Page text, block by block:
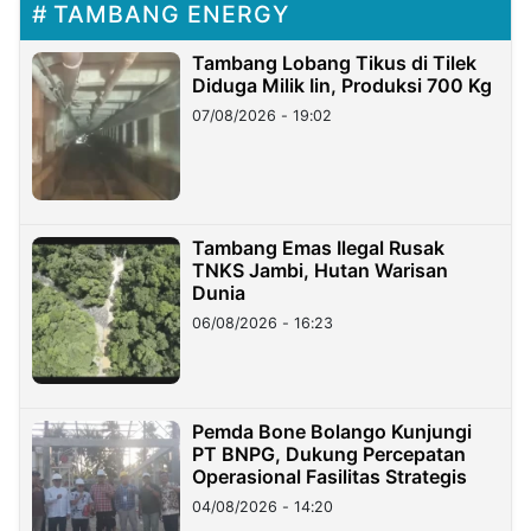
TAMBANG ENERGY
Tambang Lobang Tikus di Tilek
Diduga Milik Iin, Produksi 700 Kg
07/08/2026 - 19:02
Tambang Emas Ilegal Rusak
TNKS Jambi, Hutan Warisan
Dunia
06/08/2026 - 16:23
Pemda Bone Bolango Kunjungi
PT BNPG, Dukung Percepatan
Operasional Fasilitas Strategis
04/08/2026 - 14:20